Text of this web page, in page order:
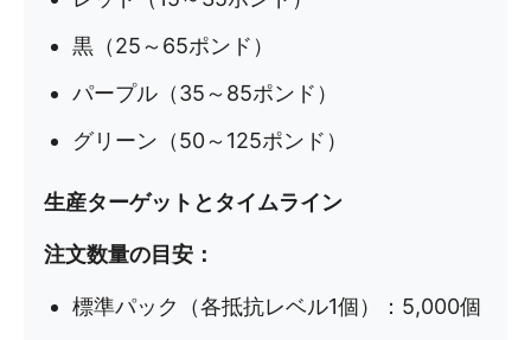
黒（25～65ポンド）
パープル（35～85ポンド）
グリーン（50～125ポンド）
生産ターゲットとタイムライン
注文数量の目安：
標準パック（各抵抗レベル1個）：5,000個